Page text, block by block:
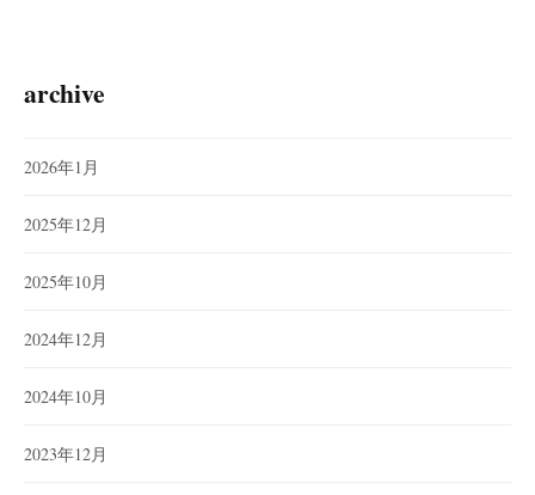
archive
2026年1月
2025年12月
2025年10月
2024年12月
2024年10月
2023年12月